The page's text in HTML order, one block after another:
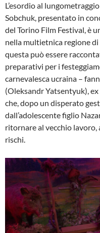
L’esordio al
Sobchuk, presentato in
del Torino Film Festival, è
nella multietnica regione
questa può essere
preparativi per i
carnevalesca ucraina –
(Oleksandr Yatsentyuk),
che, dopo un disperato
dall’adolescente figlio
ritornare al vecchio lavoro,
rischi.